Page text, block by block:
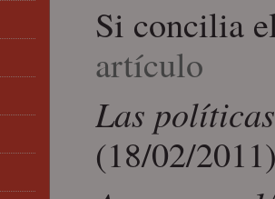
Si concilia
artículo
Las
(18/02/